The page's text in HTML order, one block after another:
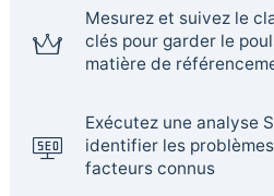
Mesurez et suivez le
clés pour garder le
matière de
Exécutez une analyse
identifier les
facteurs connus